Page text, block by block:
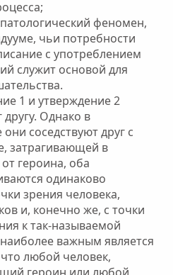
феномен,
чьи потребности
с употреблением
служит основой для
1 и утверждение 2
другу. Однако в
соседствуют друг с
затрагивающей в
героина, оба
одинаково
зрения человека,
и, конечно же, с точки
к так-называемой
важным является
любой человек,